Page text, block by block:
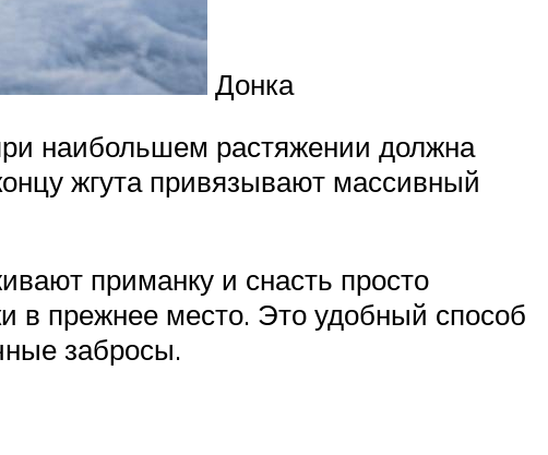
Донка
наибольшем растяжении должна
жгута привязывают массивный
приманку и снасть просто
в прежнее место. Это удобный способ
забросы.